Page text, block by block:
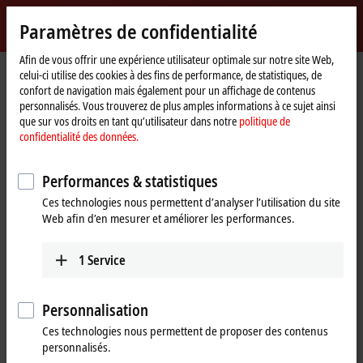
Beckhoff
-
New
Automation
Technology
myBeckhoff
Page
d'accueil
Entreprise Nouveautés Ligna 2019: Beckhoff Trade Show TV
adaptons les paramètres de confidentialité tout en chargeant des
contenus tiers à partir de Vimeo. Veuillez vous référer ici à notre
politique de confidentialité des données.
Jun 20, 2019
Ligna 2019: Beckhoff Trade Show TV
Paramètres de confidentialité
Afin de vous offrir une expérience utilisateur optimale sur notre site Web,
celui-ci utilise des cookies à des fins de performance, de statistiques, de
confort de navigation mais également pour un affichage de contenus
personnalisés. Vous trouverez de plus amples informations à ce sujet ainsi
que sur vos droits en tant qu’utilisateur dans notre politique de
confidentialité des données.
Performances & statistiques
Ces technologies nous permettent d’analyser l’utilisation du site
Web afin d’en mesurer et améliorer les performances.
1 Service
Personnalisation
Ces technologies nous permettent de proposer des contenus
personnalisés.